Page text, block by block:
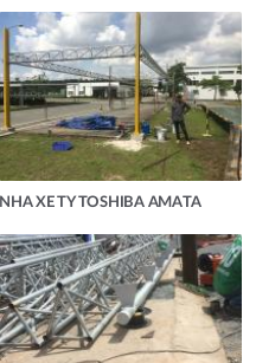
NHA XE TY TOSHIBA AMATA